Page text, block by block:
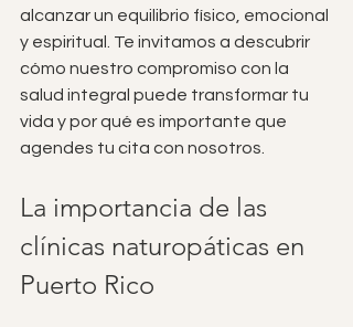
alcanzar un equilibrio físico, emocional
y espiritual. Te invitamos a descubrir
cómo nuestro compromiso con la
salud integral puede transformar tu
vida y por qué es importante que
agendes tu cita con nosotros.
La importancia de las
clínicas naturopáticas en
Puerto Rico